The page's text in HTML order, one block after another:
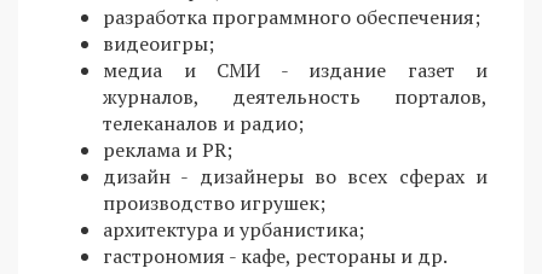
разработка программного обеспечения;
видеоигры;
медиа и СМИ - издание газет и
журналов, деятельность порталов,
телеканалов и радио;
реклама и PR;
дизайн - дизайнеры во всех сферах и
производство игрушек;
архитектура и урбанистика;
гастрономия - кафе, рестораны и др.